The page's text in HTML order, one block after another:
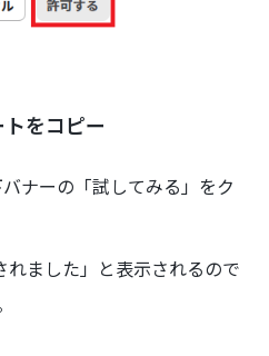
をコピー
ナーの「試してみる」をク
れました」と表示されるので